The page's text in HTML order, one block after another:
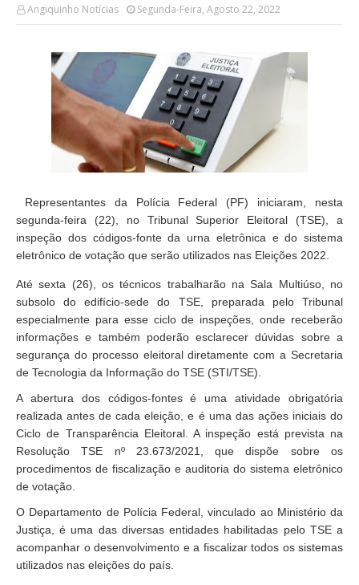
Angiquinho Notícias Segunda-Feira, Agosto 22, 2022
Representantes da Polícia Federal (PF) iniciaram, nesta
segunda-feira (22), no Tribunal Superior Eleitoral (TSE), a
inspeção dos códigos-fonte da urna eletrônica e do sistema
eletrônico de votação que serão utilizados nas Eleições 2022.
Até sexta (26), os técnicos trabalharão na Sala Multiúso, no
subsolo do edifício-sede do TSE, preparada pelo Tribunal
especialmente para esse ciclo de inspeções, onde receberão
informações e também poderão esclarecer dúvidas sobre a
segurança do processo eleitoral diretamente com a Secretaria
de Tecnologia da Informação do TSE (STI/TSE).
A abertura dos códigos-fontes é uma atividade obrigatória
realizada antes de cada eleição, e é uma das ações iniciais do
Ciclo de Transparência Eleitoral. A inspeção está prevista na
Resolução TSE nº 23.673/2021, que dispõe sobre os
procedimentos de fiscalização e auditoria do sistema eletrônico
de votação.
O Departamento de Polícia Federal, vinculado ao Ministério da
Justiça, é uma das diversas entidades habilitadas pelo TSE a
acompanhar o desenvolvimento e a fiscalizar todos os sistemas
utilizados nas eleições do país.